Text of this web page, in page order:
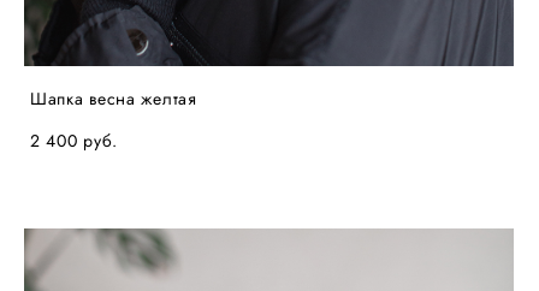
Шапка весна желтая
2 400 pуб.